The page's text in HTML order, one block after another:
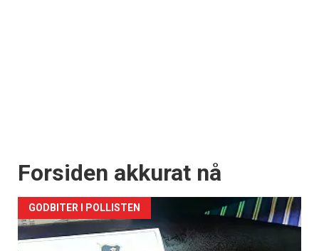
Forsiden akkurat nå
GODBITER I POLLISTEN